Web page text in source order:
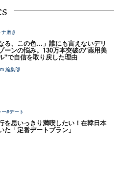
磨き
る、この色…」誰にも言えないデリ
ーンの悩み。130万本突破の"薬用美
"で自信を取り戻した理由
編集部
ー#デート
を思いっきり満喫したい！在韓日本
た「定番デートプラン」